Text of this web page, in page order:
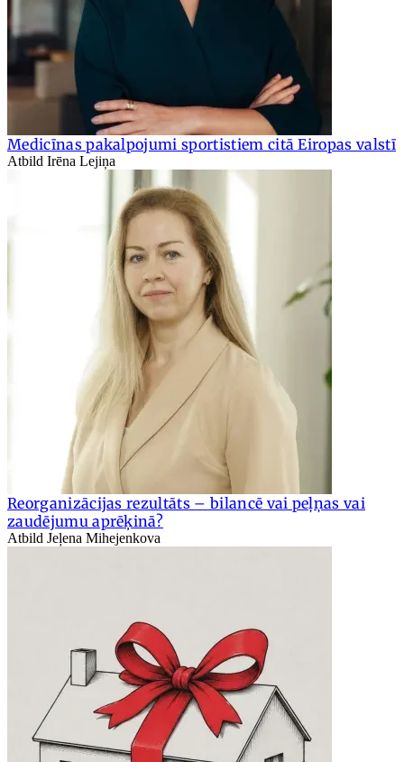
Medicīnas pakalpojumi sportistiem citā Eiropas valstī
Atbild Irēna Lejiņa
Reorganizācijas rezultāts – bilancē vai peļņas vai
zaudējumu aprēķinā?
Atbild Jeļena Mihejenkova